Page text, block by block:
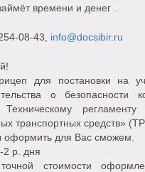
времени и денег .
08-43, info@docsibir.ru
для постановки на
о безопасности
Техническому
транспортных средств»
для Вас сможем.
р. дня
стоимости